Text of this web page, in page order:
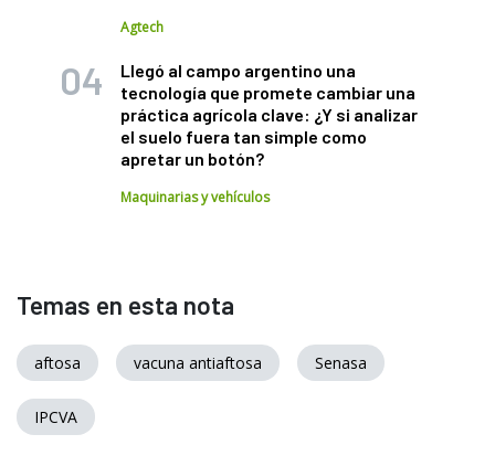
Agtech
Llegó al campo argentino una
tecnología que promete cambiar una
práctica agrícola clave: ¿Y si analizar
el suelo fuera tan simple como
apretar un botón?
Maquinarias y vehículos
Temas en esta nota
aftosa vacuna antiaftosa Senasa
IPCVA